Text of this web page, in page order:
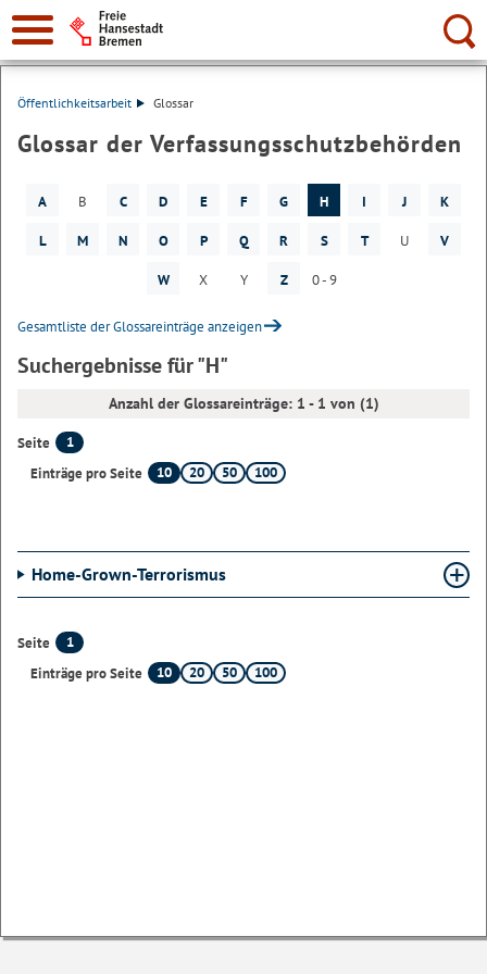
Suche:
Öffentlichkeitsarbeit Glossar
Glossar der Verfassungsschutzbehörden
A B C D E F G H I J K
L M N O P Q R S T U V
W X Y Z 0 - 9
Gesamtliste der Glossareinträge anzeigen
Suchergebnisse für "H"
Anzahl der Glossareinträge: 1 - 1 von (1)
Seite
1
Einträge pro Seite
10 20 50 100
Home-Grown-Terrorismus
Seite
1
Einträge pro Seite
10 20 50 100